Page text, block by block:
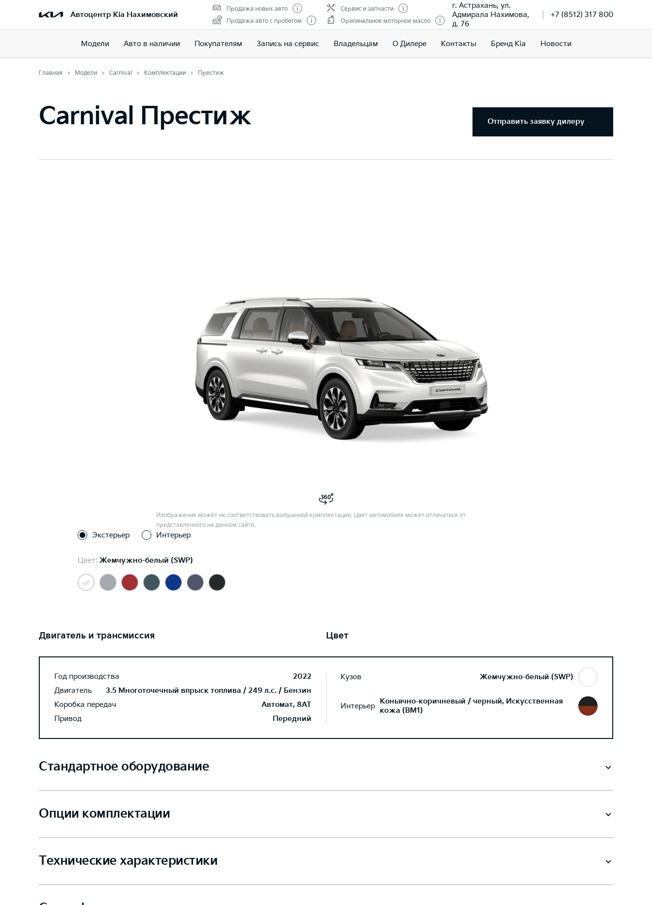
Автоцентр Kia Нахимовский
Продажа новых авто
Продажа авто с пробегом
Сервис и запчасти
Оригинальное моторное масло
г. Астрахань, ул.
Адмирала Нахимова,
д. 76
+7 (8512) 317 800
Модели Авто в наличии Покупателям Запись на сервис Владельцам О Дилере Контакты Бренд Kia Новости
Главная Модели Carnival Комплектации Престиж
Carnival Престиж Отправить заявку дилеру
Изображение может не соответствовать выбранной комплектации. Цвет автомобиля может отличаться от
представленного на данном сайте.
Экстерьер Интерьер
Цвет: Жемчужно-белый (SWP)
Двигатель и трансмиссия
Год производства
2022
Двигатель
3.5 Многоточечный впрыск топлива / 249 л.с. / Бензин
Коробка передач
Автомат, 8AT
Привод
Передний
Цвет
Кузов Жемчужно-белый (SWP)
Интерьер Коньячно-коричневый / черный, Искусственная
кожа (BM1)
Стандартное оборудование
Опции комплектации
Технические характеристики